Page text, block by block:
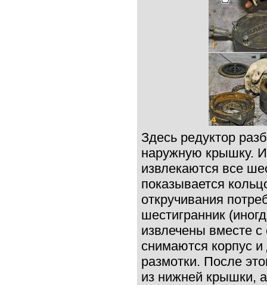
Здесь редуктор
наружную крышку.
извлекаются все
показывается
откручивания
шестигранник
извлечены вместе
снимаются корпус
размотки. После
из нижней крышки,